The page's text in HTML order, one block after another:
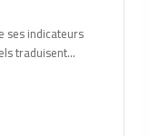
ses indicateurs
traduisent…